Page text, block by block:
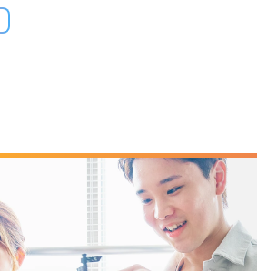
人間環境大学環境教育センター
附属図書館
キャンパス
受験生の方
一般・社会人の方